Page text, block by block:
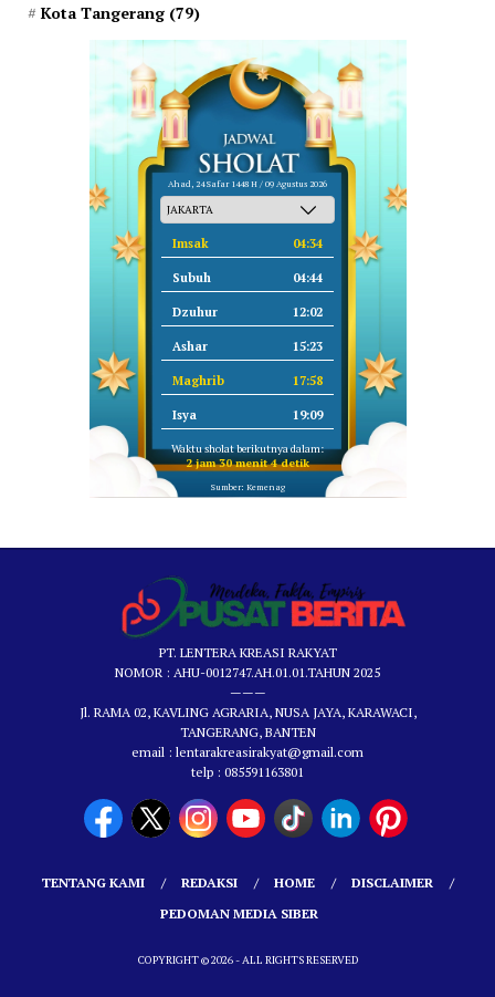
Kota Tangerang (79)
Ahad, 24 Safar 1448 H / 09 Agustus 2026
Imsak 04:34
Subuh 04:44
Dzuhur 12:02
Ashar 15:23
Maghrib 17:58
Isya 19:09
Waktu sholat berikutnya dalam:
2 jam 30 menit 3 detik
Sumber: Kemenag
PT. LENTERA KREASI RAKYAT
NOMOR : AHU-0012747.AH.01.01.TAHUN 2025
———
Jl. RAMA 02, KAVLING AGRARIA, NUSA JAYA, KARAWACI,
TANGERANG, BANTEN
email : lentarakreasirakyat@gmail.com
telp : 085591163801
TENTANG KAMI REDAKSI HOME
DISCLAIMER
PEDOMAN MEDIA SIBER
COPYRIGHT © 2026 - ALL RIGHTS RESERVED